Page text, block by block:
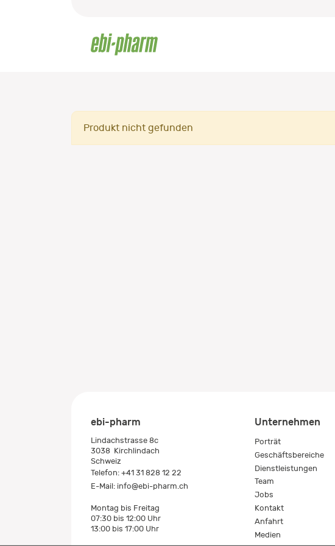
Produkt nicht gefunden
ebi-pharm
Lindachstrasse 8c
3038 Kirchlindach
Schweiz
Telefon: +41 31 828 12 22
E-Mail: info@ebi-pharm.ch
Montag bis Freitag
07:30 bis 12:00 Uhr
13:00 bis 17:00 Uhr
Unternehmen
Porträt
Geschäftsbereiche
Dienstleistungen
Team
Jobs
Kontakt
Anfahrt
Medien